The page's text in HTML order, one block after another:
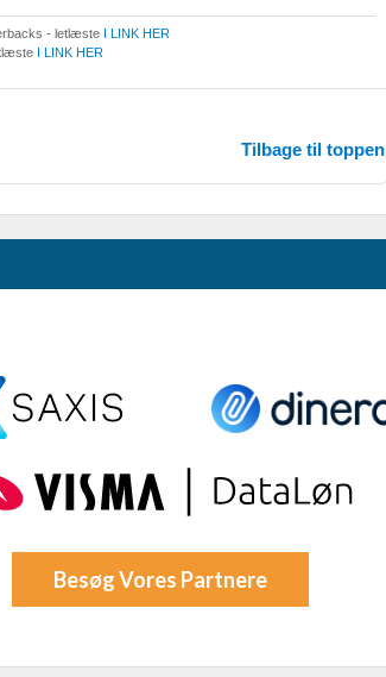
- letlæsteI LINK HER
I LINK HER
Tilbage til toppen
Besøg Vores Partnere